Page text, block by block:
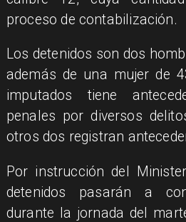
proceso de contabilización.
Los detenidos son dos
además de una mujer de
imputados tiene
penales por diversos
otros dos registran
Por instrucción del
detenidos pasarán a
durante la jornada del